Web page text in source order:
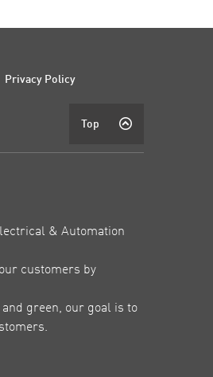
Privacy Policy
Top
& Automation
customers by
green, our goal is to